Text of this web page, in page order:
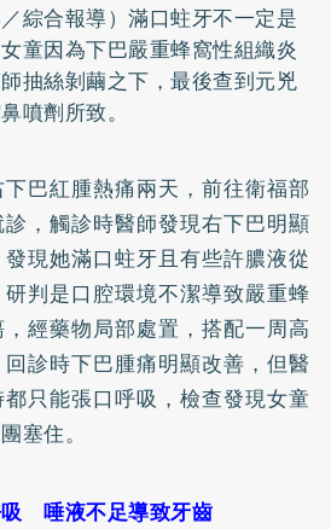
綜合報導）滿口蛀牙不一定是
童因為下巴嚴重蜂窩性組織炎
抽絲剝繭之下，最後查到元兇
噴劑所致。
巴紅腫熱痛兩天，前往衛福部
，觸診時醫師發現右下巴明顯
現她滿口蛀牙且有些許膿液從
判是口腔環境不潔導致嚴重蜂
經藥物局部處置，搭配一周高
診時下巴腫痛明顯改善，但醫
只能張口呼吸，檢查發現女童
塞住。
唾液不足導致牙齒